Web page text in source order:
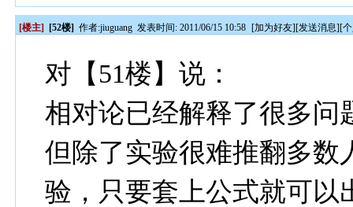
[楼主] [52楼] 作者:jiuguang 发表时间: 2011/06/15 10:58 [加为好友][发送消息][
对【51楼】说：
相对论已经解释了很多问
但除了实验很难推翻多数
验，只要套上公式就可以